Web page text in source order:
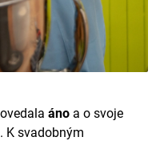
áno a o svoje
K svadobným